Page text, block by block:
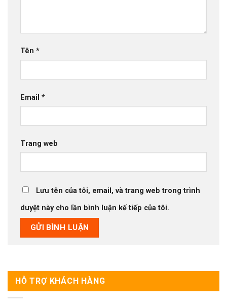
Tên *
Email *
Trang web
Lưu tên của tôi, email, và trang web trong trình
duyệt này cho lần bình luận kế tiếp của tôi.
HỖ TRỢ KHÁCH HÀNG